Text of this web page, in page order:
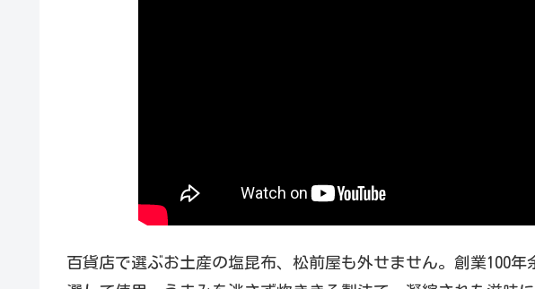
百貨店で選ぶお土産の塩昆布、松前屋も外せません。創業100